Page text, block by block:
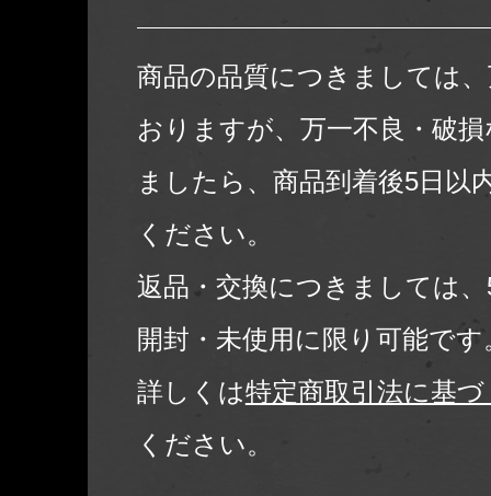
商品の品質につきましては
おりますが、万一不良・破
ましたら、商品到着後5日以
ください。
返品・交換につきましては
開封・未使用に限り可能です
詳しくは特定商取引法に基
ください。